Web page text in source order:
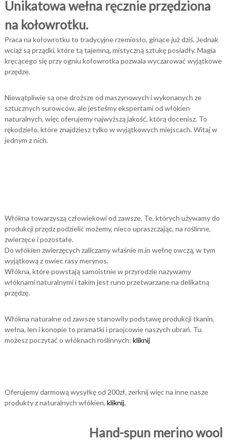
Unikatowa wełna ręcznie przędziona
na kołowrotku.
Praca na kołowrotku to tradycyjne rzemiosło, ginące już dziś. Jednak
wciąż są prządki, które tą tajemną, mistyczną sztukę posiadły. Magia
kręcącego się przy ogniu kołowrotka pozwala wyczarować wyjątkowe
przędze.
Niewątpliwie są one droższe od maszynowych i wykonanych ze
sztucznych surowców, ale jesteśmy ekspertami od włókien
naturalnych, więc oferujemy najwyższą jakość, którą docenisz. To
rękodzieło, które znajdziesz tylko w wyjątkowych miejscach. Witaj w
jednym z nich.
Włókna towarzyszą człowiekowi od zawsze, Te, których używamy do
produkcji przędz podzielić możemy, nieco upraszczając, na roślinne,
zwierzęce i pozostałe.
Do włókien zwierzęcych zaliczamy właśnie m.in wełnę owczą, w tym
wyjątkową z owiec rasy merynos.
Włókna, które powstają samoistnie w przyrodzie nazywamy
włóknami naturalnymi i takim jest runo przetwarzane na delikatną
przędzę.
Włókna naturalne od zawsze stanowiły podstawę produkcji tkanin,
wełna, len i konopie to pramatki i praojcowie naszych ubrań. Tu
możesz poczytać o włóknach roślinnych: kliknij
Oferujemy darmową wysyłkę od 200zł, zerknij więc na inne nasze
produkty z naturalnych włókien, kliknij.
Hand-spun merino wool